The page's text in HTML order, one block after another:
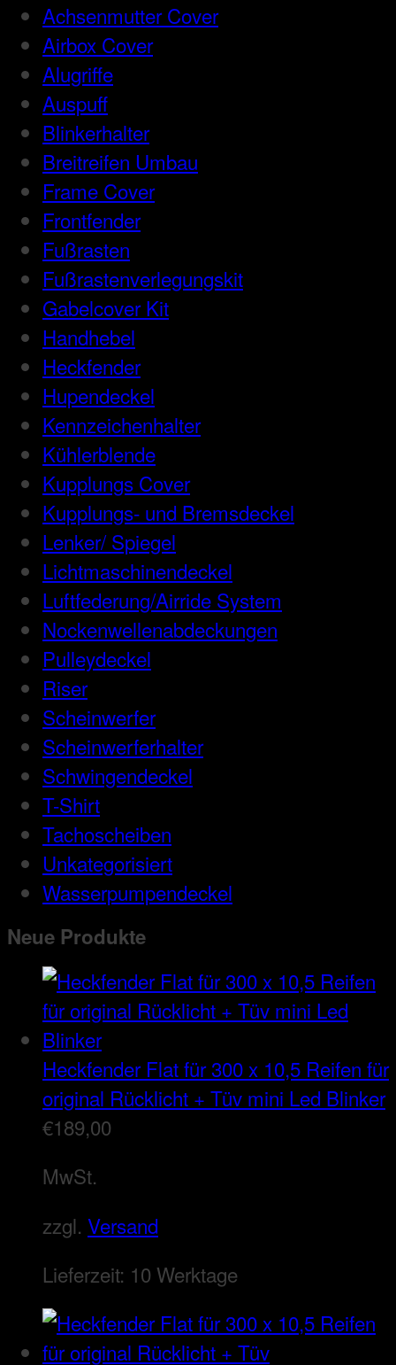
Achsenmutter Cover
Airbox Cover
Alugriffe
Auspuff
Blinkerhalter
Breitreifen Umbau
Frame Cover
Frontfender
Fußrasten
Fußrastenverlegungskit
Gabelcover Kit
Handhebel
Heckfender
Hupendeckel
Kennzeichenhalter
Kühlerblende
Kupplungs Cover
Kupplungs- und Bremsdeckel
Lenker/ Spiegel
Lichtmaschinendeckel
Luftfederung/Airride System
Nockenwellenabdeckungen
Pulleydeckel
Riser
Scheinwerfer
Scheinwerferhalter
Schwingendeckel
T-Shirt
Tachoscheiben
Unkategorisiert
Wasserpumpendeckel
Neue Produkte
Heckfender Flat für 300 x 10,5 Reifen für
original Rücklicht + Tüv mini Led Blinker
€189,00
MwSt.
zzgl. Versand
Lieferzeit: 10 Werktage